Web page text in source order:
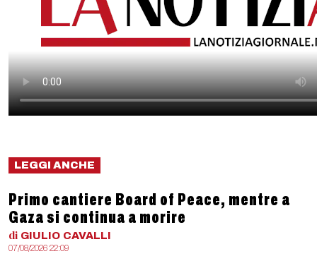
LEGGI ANCHE
Primo cantiere Board of Peace, mentre a
Gaza si continua a morire
di GIULIO CAVALLI
07/08/2026 22:09